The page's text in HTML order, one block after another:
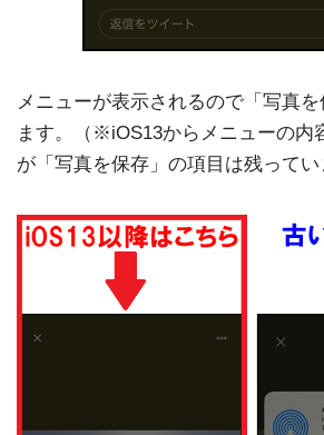
メニューが表示されるので「写真
ます。（※iOS13からメニューの内
が「写真を保存」の項目は残ってい